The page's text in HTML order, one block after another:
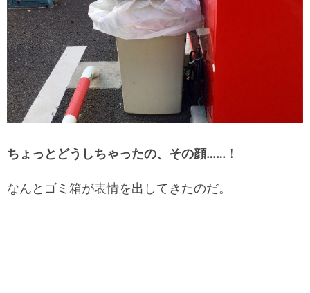
ちょっとどうしちゃったの、その顔……！
なんとゴミ箱が表情を出してきたのだ。